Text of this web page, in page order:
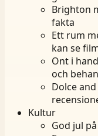
Brighton
fakta
Ett rum
kan se
Ont i
och
Dolce
Kultur
God jul